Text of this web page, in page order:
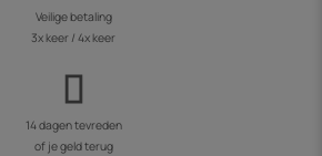
Veilige betaling
3x keer / 4x keer
14 dagen tevreden
of je geld terug